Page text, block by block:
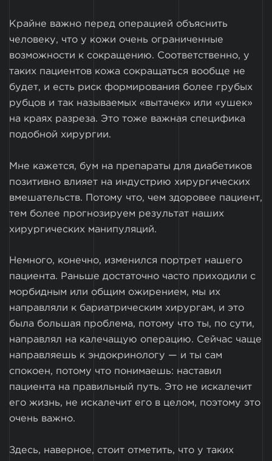
Крайне важно перед операцией объяснить
человеку, что у кожи очень ограниченные
возможности к сокращению. Соответственно, у
таких пациентов кожа сокращаться вообще не
будет, и есть риск формирования более грубых
рубцов и так называемых «вытачек» или «ушек»
на краях разреза. Это тоже важная специфика
подобной хирургии.
Мне кажется, бум на препараты для диабетиков
позитивно влияет на индустрию хирургических
вмешательств. Потому что, чем здоровее пациент,
тем более прогнозируем результат наших
хирургических манипуляций.
Немного, конечно, изменился портрет нашего
пациента. Раньше достаточно часто приходили с
морбидным или общим ожирением, мы их
направляли к бариатрическим хирургам, и это
была большая проблема, потому что ты, по сути,
направлял на калечащую операцию. Сейчас чаще
направляешь к эндокринологу — и ты сам
спокоен, потому что понимаешь: наставил
пациента на правильный путь. Это не искалечит
его жизнь, не искалечит его в целом, поэтому это
очень важно.
Здесь, наверное, стоит отметить, что у таких